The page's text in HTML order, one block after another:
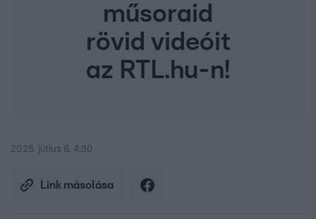
műsoraid
rövid videóit
az RTL.hu-n!
2025. július 6. 4:30
Link másolása